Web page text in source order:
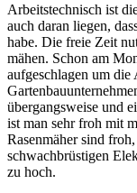
Arbeitstechnisch ist
auch daran liegen,
habe. Die freie Zeit
mähen. Schon am
aufgeschlagen um die
übergangsweise und
ist man sehr froh mit
Rasenmäher sind
schwachbrüstigen
zu hoch.